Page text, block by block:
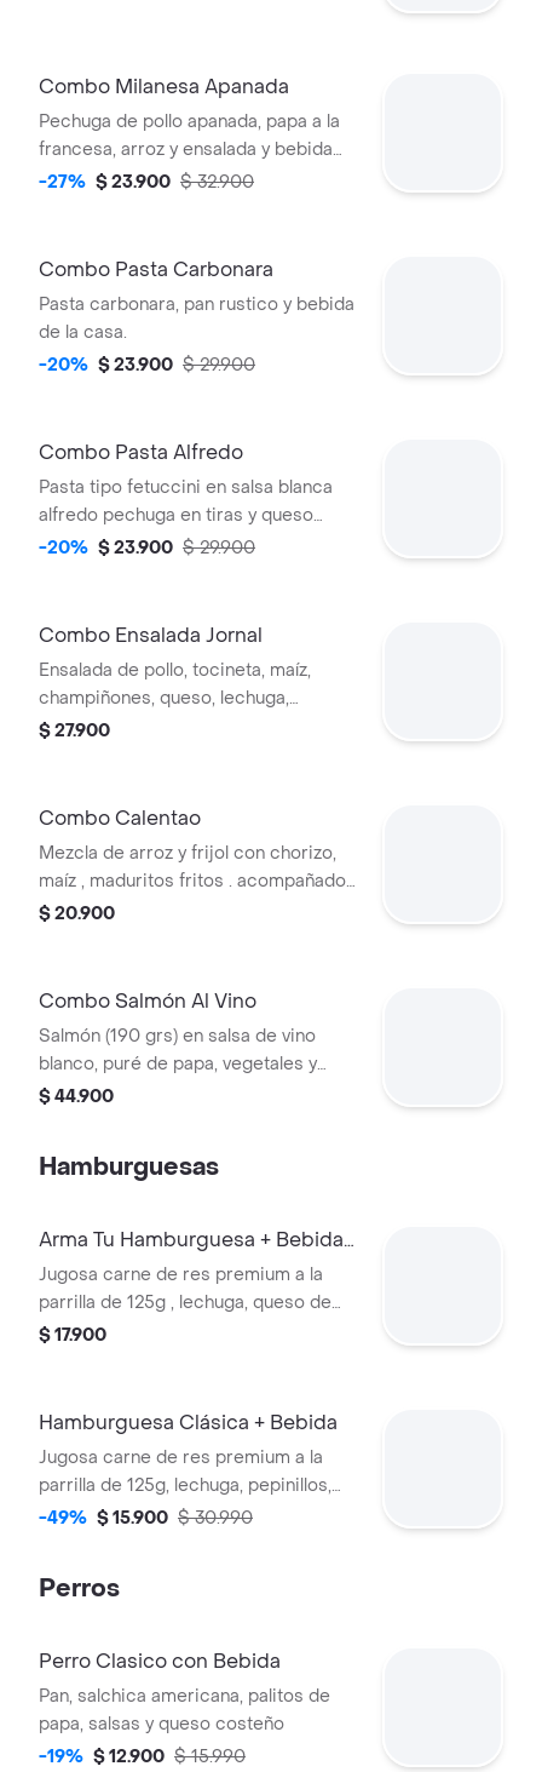
Combo Milanesa Apanada
Pechuga de pollo apanada, papa a la
francesa, arroz y ensalada y bebida
de la casa gratis
-27% $ 23.900 $ 32.900
Combo Pasta Carbonara
Pasta carbonara, pan rustico y bebida
de la casa.
-20% $ 23.900 $ 29.900
Combo Pasta Alfredo
Pasta tipo fetuccini en salsa blanca
alfredo pechuga en tiras y queso
parmesano, pan rústico y bebida de la
-20% $ 23.900 $ 29.900
Combo Ensalada Jornal
Ensalada de pollo, tocineta, maíz,
champiñones, queso, lechuga,
aderezo de la casa y jugo.
$ 27.900
Combo Calentao
Mezcla de arroz y frijol con chorizo,
maíz , maduritos fritos . acompañado
de huevo frito y arepa .
$ 20.900
Combo Salmón Al Vino
Salmón (190 grs) en salsa de vino
blanco, puré de papa, vegetales y
bebida de la casa.
$ 44.900
Hamburguesas
Arma Tu Hamburguesa + Bebida
de la Casa
Jugosa carne de res premium a la
parrilla de 125g , lechuga, queso de
mozarella, queso chedar, tomate,
francesa . Incluye una tartara y una
$ 17.900
Hamburguesa Clásica + Bebida
Jugosa carne de res premium a la
parrilla de 125g, lechuga, pepinillos,
queso de mozarella, queso chedar,
francesa . Incluye una tartara y una
casa.
-49% $ 15.900 $ 30.990
Perros
Perro Clasico con Bebida
Pan, salchica americana, palitos de
papa, salsas y queso costeño
-19% $ 12.900 $ 15.990